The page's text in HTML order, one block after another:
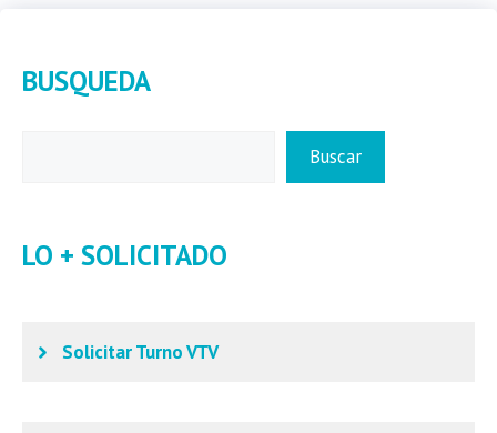
BUSQUEDA
Buscar
LO + SOLICITADO
Solicitar Turno VTV